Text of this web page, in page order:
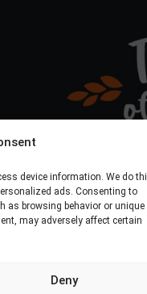
device information. We do
ads. Consenting to
as browsing behavior or unique
may adversely affect certain
Deny